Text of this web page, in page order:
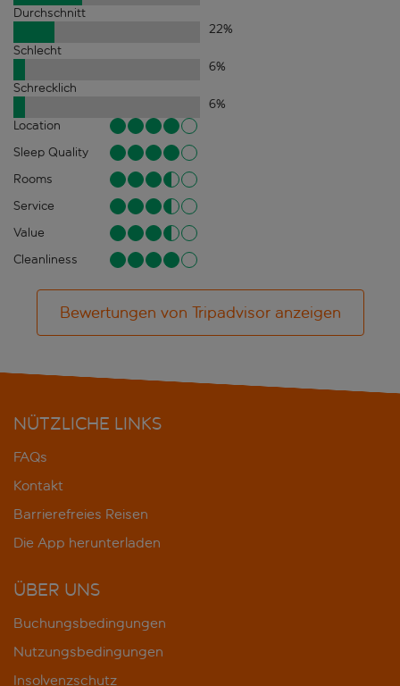
Durchschnitt
22%
Schlecht
6%
Schrecklich
6%
Location
Sleep Quality
Rooms
Service
Value
Cleanliness
Bewertungen von Tripadvisor anzeigen
NÜTZLICHE LINKS
FAQs
Kontakt
Barrierefreies Reisen
Die App herunterladen
ÜBER UNS
Buchungsbedingungen
Nutzungsbedingungen
Insolvenzschutz